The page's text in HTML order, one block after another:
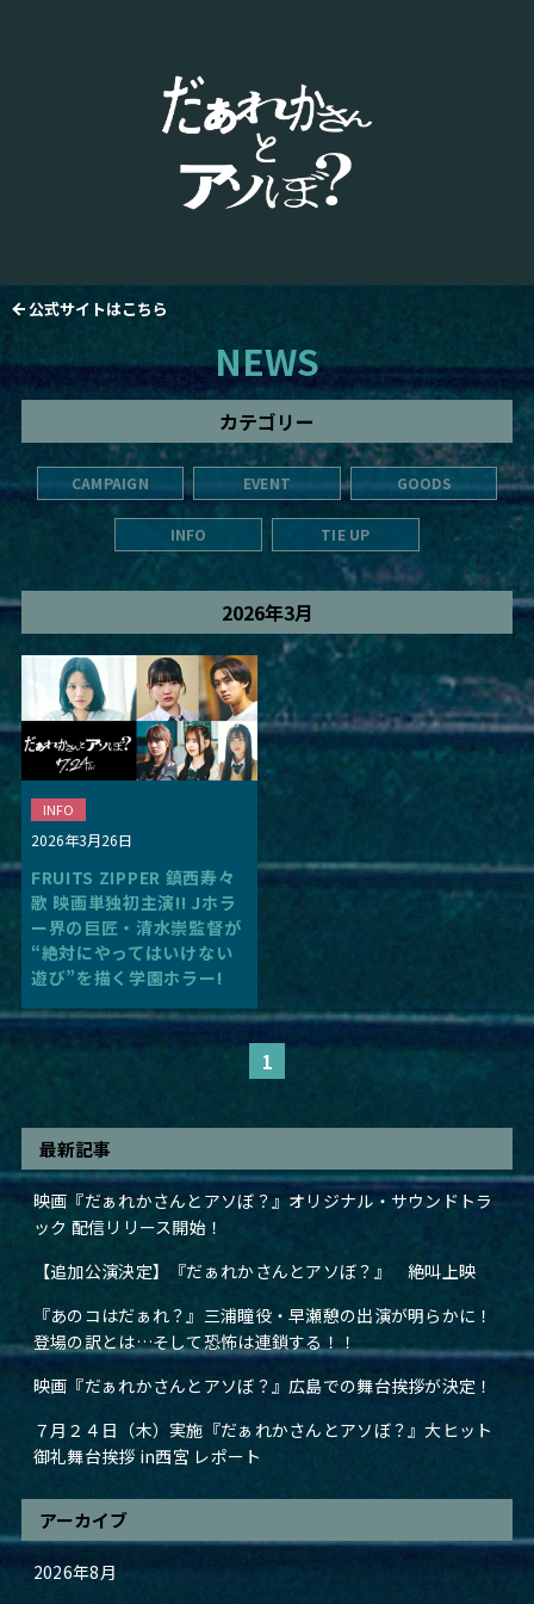
公式サイトはこちら
NEWS
カテゴリー
CAMPAIGN EVENT GOODS
INFO TIE UP
2026年3月
2026年3月26日
INFO
FRUITS ZIPPER 鎮西寿々
歌 映画単独初主演!! Jホラ
ー界の巨匠・清水崇監督が
“絶対にやってはいけない
遊び”を描く学園ホラー!
1
最新記事
映画『だぁれかさんとアソぼ？』オリジナル・サウンドトラ
ック 配信リリース開始！
【追加公演決定】『だぁれかさんとアソぼ？』 絶叫上映
『あのコはだぁれ？』三浦瞳役・早瀬憩の出演が明らかに！
登場の訳とは…そして恐怖は連鎖する！！
映画『だぁれかさんとアソぼ？』広島での舞台挨拶が決定！
７月２４日（木）実施『だぁれかさんとアソぼ？』大ヒット
御礼舞台挨拶 in西宮 レポート
アーカイブ
2026年8月